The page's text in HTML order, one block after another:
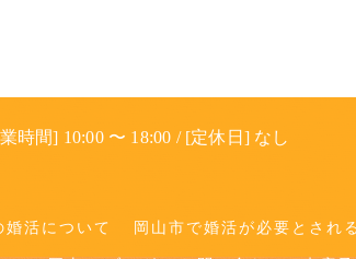
時間] 10:00 〜 18:00 / [定休日] なし
婚活について 岡山市で婚活が必要とされ